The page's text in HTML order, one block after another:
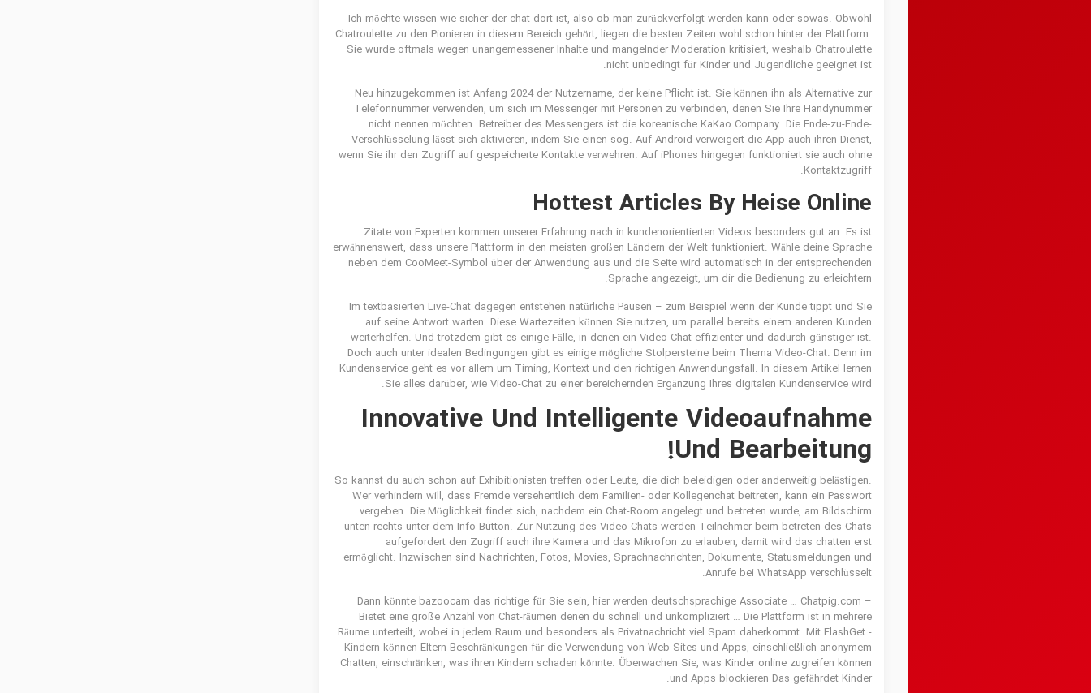
Ich möchte wissen wie sicher der chat dort ist, also ob man zurückverfolgt werden kann oder sowas. Obwohl
Chatroulette zu den Pionieren in diesem Bereich gehört, liegen die besten Zeiten wohl schon hinter der Plattform.
Sie wurde oftmals wegen unangemessener Inhalte und mangelnder Moderation kritisiert, weshalb Chatroulette
nicht unbedingt für Kinder und Jugendliche geeignet ist.
Neu hinzugekommen ist Anfang 2024 der Nutzername, der keine Pflicht ist. Sie können ihn als Alternative zur
Telefonnummer verwenden, um sich im Messenger mit Personen zu verbinden, denen Sie Ihre Handynummer
nicht nennen möchten. Betreiber des Messengers ist die koreanische KaKao Company. Die Ende-zu-Ende-
Verschlüsselung lässt sich aktivieren, indem Sie einen sog. Auf Android verweigert die App auch ihren Dienst,
wenn Sie ihr den Zugriff auf gespeicherte Kontakte verwehren. Auf iPhones hingegen funktioniert sie auch ohne
Kontaktzugriff.
Hottest Articles By Heise Online
Zitate von Experten kommen unserer Erfahrung nach in kundenorientierten Videos besonders gut an. Es ist
erwähnenswert, dass unsere Plattform in den meisten großen Ländern der Welt funktioniert. Wähle deine Sprache
neben dem CooMeet-Symbol über der Anwendung aus und die Seite wird automatisch in der entsprechenden
Sprache angezeigt, um dir die Bedienung zu erleichtern.
Im textbasierten Live-Chat dagegen entstehen natürliche Pausen – zum Beispiel wenn der Kunde tippt und Sie
auf seine Antwort warten. Diese Wartezeiten können Sie nutzen, um parallel bereits einem anderen Kunden
weiterhelfen. Und trotzdem gibt es einige Fälle, in denen ein Video-Chat effizienter und dadurch günstiger ist.
Doch auch unter idealen Bedingungen gibt es einige mögliche Stolpersteine beim Thema Video-Chat. Denn im
Kundenservice geht es vor allem um Timing, Kontext und den richtigen Anwendungsfall. In diesem Artikel lernen
Sie alles darüber, wie Video-Chat zu einer bereichernden Ergänzung Ihres digitalen Kundenservice wird.
Innovative Und Intelligente Videoaufnahme
Und Bearbeitung!
So kannst du auch schon auf Exhibitionisten treffen oder Leute, die dich beleidigen oder anderweitig belästigen.
Wer verhindern will, dass Fremde versehentlich dem Familien- oder Kollegenchat beitreten, kann ein Passwort
vergeben. Die Möglichkeit findet sich, nachdem ein Chat-Room angelegt und betreten wurde, am Bildschirm
unten rechts unter dem Info-Button. Zur Nutzung des Video-Chats werden Teilnehmer beim betreten des Chats
aufgefordert den Zugriff auch ihre Kamera und das Mikrofon zu erlauben, damit wird das chatten erst
ermöglicht. Inzwischen sind Nachrichten, Fotos, Movies, Sprachnachrichten, Dokumente, Statusmeldungen und
Anrufe bei WhatsApp verschlüsselt.
Dann könnte bazoocam das richtige für Sie sein, hier werden deutschsprachige Associate … Chatpig.com –
Bietet eine große Anzahl von Chat-räumen denen du schnell und unkompliziert … Die Plattform ist in mehrere
Räume unterteilt, wobei in jedem Raum und besonders als Privatnachricht viel Spam daherkommt. Mit FlashGet -
Kindern können Eltern Beschränkungen für die Verwendung von Web Sites und Apps, einschließlich anonymem
Chatten, einschränken, was ihren Kindern schaden könnte. Überwachen Sie, was Kinder online zugreifen können
und Apps blockieren Das gefährdet Kinder.